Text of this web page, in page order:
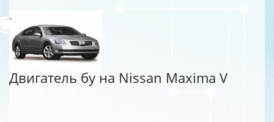
Двигатель бу на Nissan Maxima V